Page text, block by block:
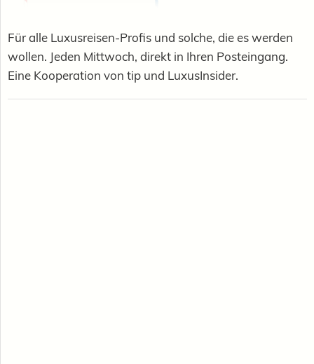
Für alle Luxusreisen-Profis und solche, die es werden
wollen. Jeden Mittwoch, direkt in Ihren Posteingang.
Eine Kooperation von tip und LuxusInsider.